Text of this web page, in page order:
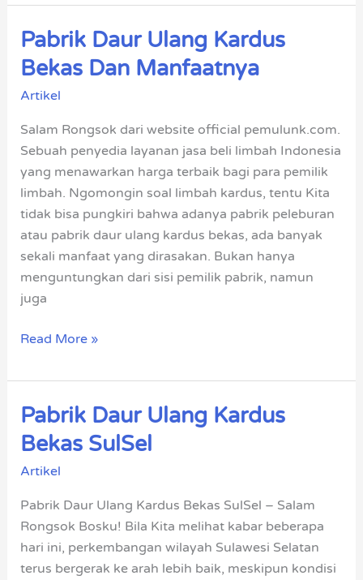
Pabrik Daur Ulang Kardus
Bekas Dan Manfaatnya
Artikel
Salam Rongsok dari website official pemulunk.com.
Sebuah penyedia layanan jasa beli limbah Indonesia
yang menawarkan harga terbaik bagi para pemilik
limbah. Ngomongin soal limbah kardus, tentu Kita
tidak bisa pungkiri bahwa adanya pabrik peleburan
atau pabrik daur ulang kardus bekas, ada banyak
sekali manfaat yang dirasakan. Bukan hanya
menguntungkan dari sisi pemilik pabrik, namun
juga
Pabrik
Daur
Ulang
Kardus
Manfaatnya
Read More »
Pabrik Daur Ulang Kardus
Bekas SulSel
Artikel
Pabrik Daur Ulang Kardus Bekas SulSel – Salam
Rongsok Bosku! Bila Kita melihat kabar beberapa
hari ini, perkembangan wilayah Sulawesi Selatan
terus bergerak ke arah lebih baik, meskipun kondisi
Pabrik
Daur
Ulang
Kardus